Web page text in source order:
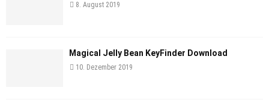
8. August 2019
Magical Jelly Bean KeyFinder Download
10. Dezember 2019